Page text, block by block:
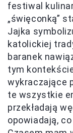
festiwal
„święconką”
Jajka
katolickiej
baranek
tym
wykraczające
te wszystkie
przekładają
opowiadają,